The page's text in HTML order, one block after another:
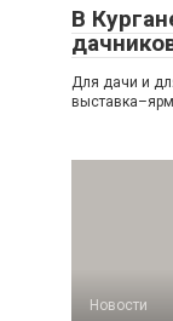
В
Для дачи и
Новости